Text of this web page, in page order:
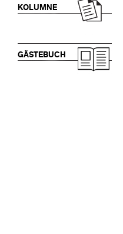
KOLUMNE
GÄSTEBUCH